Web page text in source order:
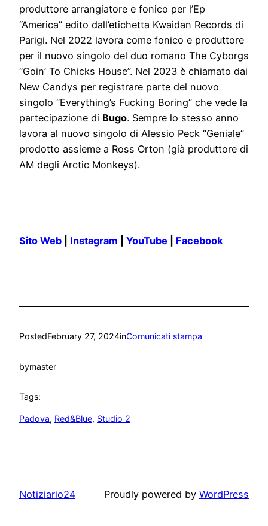
produttore arrangiatore e fonico per l’Ep
“America” edito dall’etichetta Kwaidan Records di
Parigi. Nel 2022 lavora come fonico e produttore
per il nuovo singolo del duo romano The Cyborgs
“Goin’ To Chicks House”. Nel 2023 è chiamato dai
New Candys per registrare parte del nuovo
singolo “Everything’s Fucking Boring” che vede la
partecipazione di Bugo. Sempre lo stesso anno
lavora al nuovo singolo di Alessio Peck “Geniale”
prodotto assieme a Ross Orton (già produttore di
AM degli Arctic Monkeys).
Sito Web Instagram YouTube Facebook
PostedFebruary 27, 2024inComunicati stampa
bymaster
Tags:
Padova, Red&Blue, Studio 2
Notiziario24 Proudly powered by WordPress